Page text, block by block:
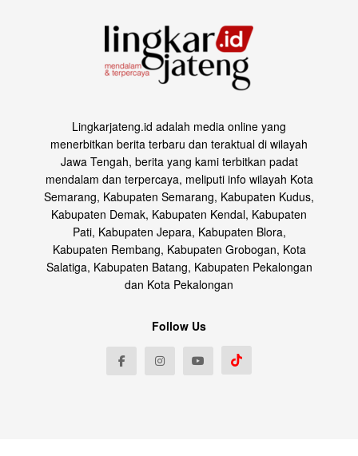
Lingkarjateng.id adalah media online yang
menerbitkan berita terbaru dan teraktual di wilayah
Jawa Tengah, berita yang kami terbitkan padat
mendalam dan terpercaya, meliputi info wilayah Kota
Semarang, Kabupaten Semarang, Kabupaten Kudus,
Kabupaten Demak, Kabupaten Kendal, Kabupaten
Pati, Kabupaten Jepara, Kabupaten Blora,
Kabupaten Rembang, Kabupaten Grobogan, Kota
Salatiga, Kabupaten Batang, Kabupaten Pekalongan
dan Kota Pekalongan
Follow Us